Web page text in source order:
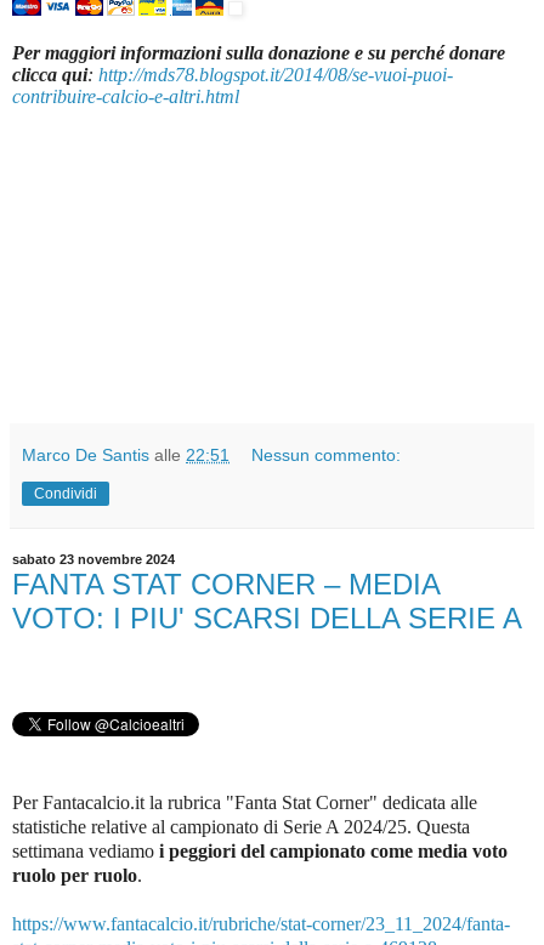
Per maggiori informazioni sulla donazione e su perché donare
clicca qui: http://mds78.blogspot.it/2014/08/se-vuoi-puoi-
contribuire-calcio-e-altri.html
Marco De Santis alle 22:51 Nessun commento:
Condividi
sabato 23 novembre 2024
FANTA STAT CORNER – MEDIA
VOTO: I PIU' SCARSI DELLA SERIE A
Per Fantacalcio.it la rubrica "Fanta Stat Corner" dedicata alle
statistiche relative al campionato di Serie A 2024/25. Questa
settimana vediamo i peggiori del campionato come media voto
ruolo per ruolo.
https://www.fantacalcio.it/rubriche/stat-corner/23_11_2024/fanta-